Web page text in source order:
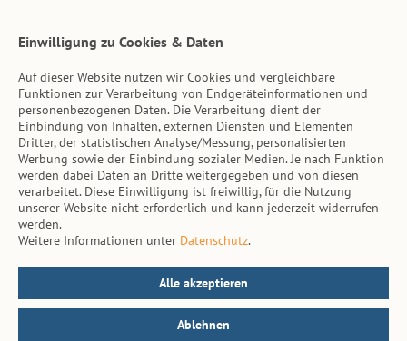
Inhalt
Tierarzt-Suche
Hinweise
AGB
Impressum
Datenschutz
Kontakt
Einwilligung zu Cookies & Daten
Auf dieser Website nutzen wir Cookies und vergleichbare
Funktionen zur Verarbeitung von Endgeräteinformationen und
personenbezogenen Daten. Die Verarbeitung dient der
Einbindung von Inhalten, externen Diensten und Elementen
Dritter, der statistischen Analyse/Messung, personalisierten
Werbung sowie der Einbindung sozialer Medien. Je nach Funktion
werden dabei Daten an Dritte weitergegeben und von diesen
verarbeitet. Diese Einwilligung ist freiwillig, für die Nutzung
unserer Website nicht erforderlich und kann jederzeit widerrufen
werden.
Weitere Informationen unter Datenschutz.
Alle akzeptieren
Ablehnen